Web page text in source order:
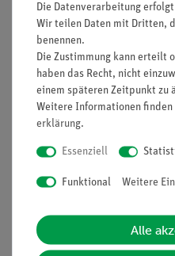
Artikel-Nr.: P9516100
Erzeugen von
Wasserstoff und
Sauerstoff mit einem
PEM Elektrolyseur
640,80 €
Die Datenverarbeitung
Wir teilen Daten mit Dritten,
benennen.
Die Zustimmung kann erteilt
haben das Recht, nicht
einem späteren Zeitpunkt zu
Weitere Informationen finden
erklärung.
Essenziell
Funktional Weitere
Alle